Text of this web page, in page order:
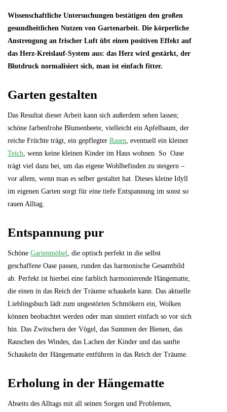
Wissenschaftliche Untersuchungen bestätigen den großen
gesundheitlichen Nutzen von Gartenarbeit. Die körperliche
Anstrengung an frischer Luft übt einen positiven Effekt auf
das Herz-Kreislauf-System aus: das Herz wird gestärkt, der
Blutdruck normalisiert sich, man ist einfach fitter.
Garten gestalten
Das Resultat dieser Arbeit kann sich außerdem sehen lassen;
schöne farbenfrohe Blumenbeete, vielleicht ein Apfelbaum, der
reiche Früchte trägt, ein gepflegter Rasen, eventuell ein kleiner
Teich, wenn keine kleinen Kinder im Haus wohnen. So Oase
trägt viel dazu bei, um das eigene Wohlbefinden zu steigern –
vor allem, wenn man es selber gestaltet hat. Dieses kleine Idyll
im eigenen Garten sorgt für eine tiefe Entspannung im sonst so
rauen Alltag.
Entspannung pur
Schöne Gartenmöbel, die optisch perfekt in die selbst
geschaffene Oase passen, runden das harmonische Gesamtbild
ab. Perfekt ist hierbei eine farblich harmonierende Hängematte,
die einen in das Reich der Träume schaukeln kann. Das aktuelle
Lieblingsbuch lädt zum ungestörten Schmökern ein, Wolken
können beobachtet werden oder man sinniert einfach so vor sich
hin. Das Zwitschern der Vögel, das Summen der Bienen, das
Rauschen des Windes, das Lachen der Kinder und das sanfte
Schaukeln der Hängematte entführen in das Reich der Träume.
Erholung in der Hängematte
Abseits des Alltags mit all seinen Sorgen und Problemen,